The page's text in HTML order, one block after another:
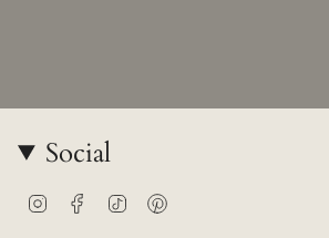
Social
InstagramFacebook
TikTok